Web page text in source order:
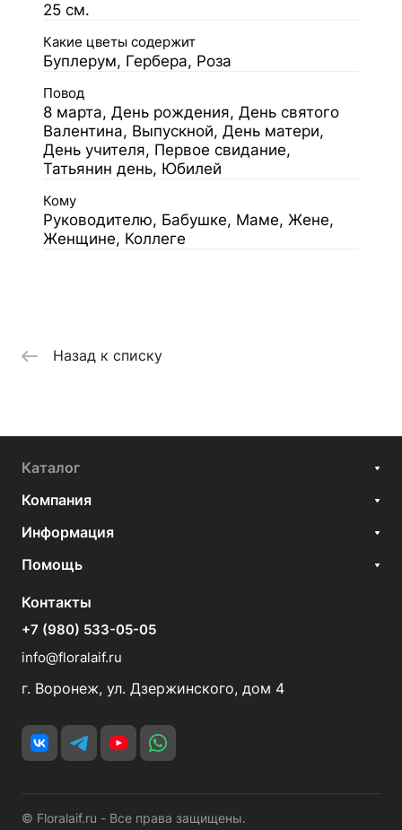
25 см.
Какие цветы содержит
Буплерум, Гербера, Роза
Повод
8 марта, День рождения, День святого
Валентина, Выпускной, День матери,
День учителя, Первое свидание,
Татьянин день, Юбилей
Кому
Руководителю, Бабушке, Маме, Жене,
Женщине, Коллеге
Назад к списку
Каталог
Компания
Информация
Помощь
Контакты
+7 (980) 533-05-05
info@floralaif.ru
г. Воронеж, ул. Дзержинского, дом 4
© Floralaif.ru - Все права защищены.